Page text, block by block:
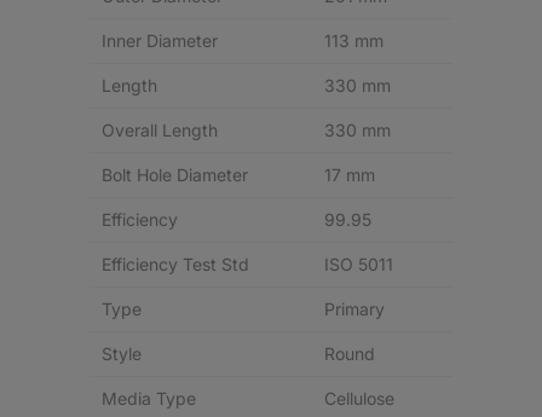
Inner Diameter 113 mm
Length 330 mm
Overall Length 330 mm
Bolt Hole Diameter 17 mm
Efficiency 99.95
Efficiency Test Std ISO 5011
Type Primary
Style Round
Media Type Cellulose